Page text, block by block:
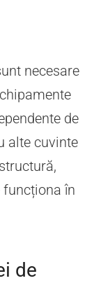
necesare
de
alte cuvinte
în
de